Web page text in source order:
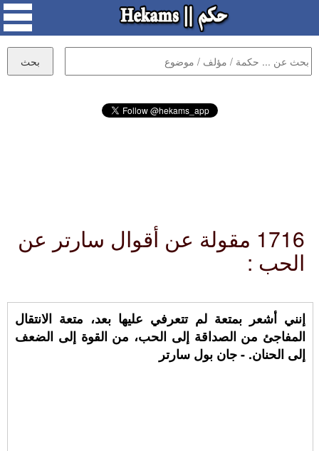
1716 مقولة عن أقوال سارتر عن
الحب :
إنني أشعر بمتعة لم تتعرفي عليها بعد، متعة الانتقال
المفاجئ من الصداقة إلى الحب، من القوة إلى الضعف
إلى الحنان. - جان بول سارتر